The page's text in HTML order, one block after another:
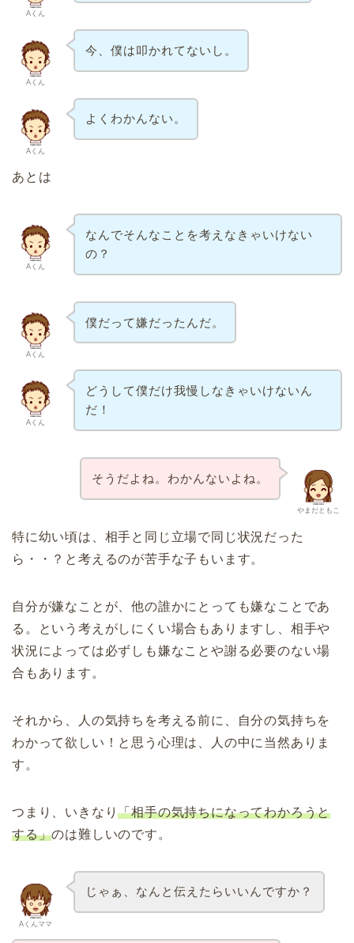
Aくん
Aくん
今、僕は叩かれてないし。
Aくん
よくわかんない。
あとは
Aくん
なんでそんなことを考えなきゃいけない
の？
Aくん
僕だって嫌だったんだ。
Aくん
どうして僕だけ我慢しなきゃいけないん
だ！
やまだともこ
そうだよね。わかんないよね。
特に幼い頃は、相手と同じ立場で同じ状況だった
ら・・？と考えるのが苦手な子もいます。
自分が嫌なことが、他の誰かにとっても嫌なことであ
る。という考えがしにくい場合もありますし、相手や
状況によっては必ずしも嫌なことや謝る必要のない場
合もあります。
それから、人の気持ちを考える前に、自分の気持ちを
わかって欲しい！と思う心理は、人の中に当然ありま
す。
つまり、いきなり「相手の気持ちになってわかろうと
する」のは難しいのです。
Aくんママ
じゃぁ、なんと伝えたらいいんですか？